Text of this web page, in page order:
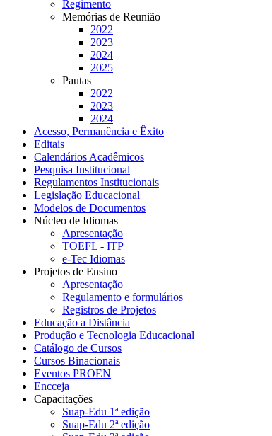
Regimento
Memórias de Reunião
2022
2023
2024
2025
Pautas
2022
2023
2024
Acesso, Permanência e Êxito
Editais
Calendários Acadêmicos
Pesquisa Institucional
Regulamentos Institucionais
Legislação Educacional
Modelos de Documentos
Núcleo de Idiomas
Apresentação
TOEFL - ITP
e-Tec Idiomas
Projetos de Ensino
Apresentação
Regulamento e formulários
Registros de Projetos
Educação a Distância
Produção e Tecnologia Educacional
Catálogo de Cursos
Cursos Binacionais
Eventos PROEN
Encceja
Capacitações
Suap-Edu 1ª edição
Suap-Edu 2ª edição